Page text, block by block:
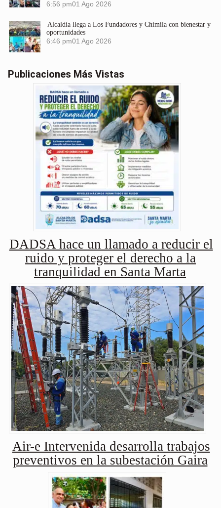
6:56 pm01 Ago 2026
Alcaldía llega a Los Fundadores y Chimila con bienestar y
oportunidades
6:46 pm01 Ago 2026
Publicaciones Más Vistas
DADSA hace un llamado a reducir el
ruido y proteger el derecho a la
tranquilidad en Santa Marta
Air-e Intervenida desarrolla trabajos
preventivos en la subestación Gaira